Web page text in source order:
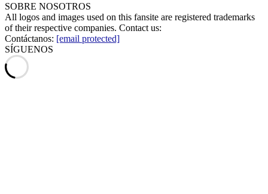
SOBRE NOSOTROS
All logos and images used on this fansite are registered trademarks
of their respective companies. Contact us:
Contáctanos: [email protected]
SÍGUENOS